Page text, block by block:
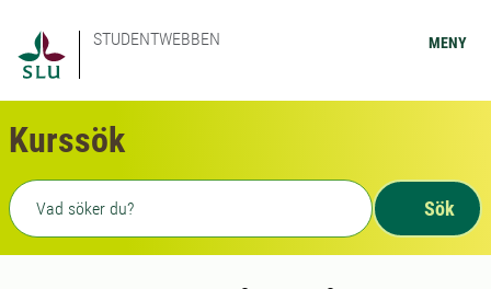
STUDENTWEBBEN MENY
Kurssök
Fritext sökning
Sök